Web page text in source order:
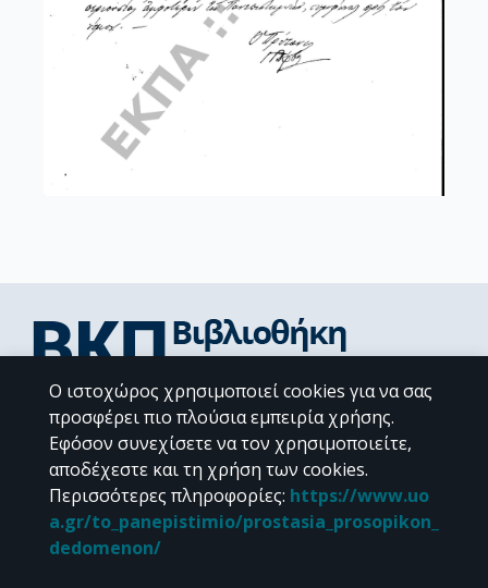
Διεύθυνση Βιβλιοθήκης & Κέντρου Πληροφόρησης
Βιβλιοθήκες Σχολών του ΕΚΠΑ
Υπολογιστικό Κέντρο Βιβλιοθηκών
Επικοινωνία / Helpdesk
Ο ιστοχώρος χρησιμοποιεί cookies για να σας
προσφέρει πιο πλούσια εμπειρία χρήσης.
Εφόσον συνεχίσετε να τον χρησιμοποιείτε,
αποδέχεστε και τη χρήση των cookies.
Περισσότερες πληροφορίες: https://www.uo
a.gr/to_panepistimio/prostasia_prosopikon_
dedomenon/